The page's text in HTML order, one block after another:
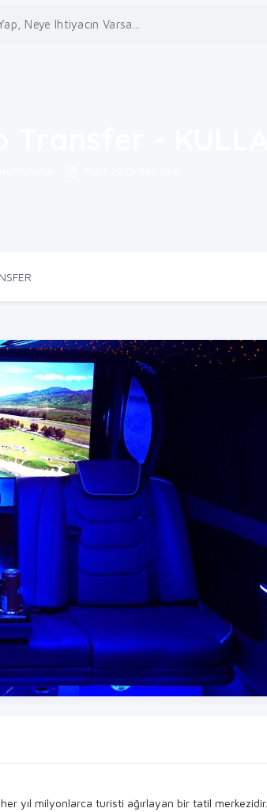
yıl milyonlarca turisti ağırlayan bir tatil merkezidir.